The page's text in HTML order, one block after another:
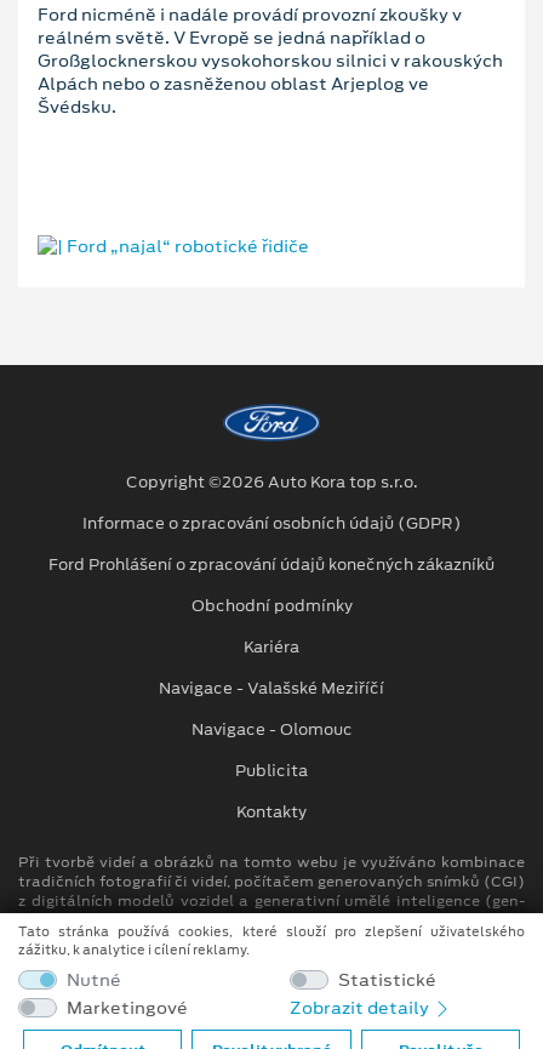
Ford nicméně i nadále provádí provozní zkoušky v
reálném světě. V Evropě se jedná například o
Großglocknerskou vysokohorskou silnici v rakouských
Alpách nebo o zasněženou oblast Arjeplog ve
Švédsku.
Copyright ©2026 Auto Kora top s.r.o.
Informace o zpracování osobních údajů (GDPR)
Ford Prohlášení o zpracování údajů konečných zákazníků
Obchodní podmínky
Kariéra
Navigace - Valašské Meziříčí
Navigace - Olomouc
Publicita
Kontakty
Při tvorbě videí a obrázků na tomto webu je využíváno kombinace
tradičních fotografií či videí, počítačem generovaných snímků (CGI)
z digitálních modelů vozidel a generativní umělé inteligence (gen-
Auto Kora top s.r.o.
M. Alše 780, Krásno nad Bečvou
757 01 Valašské Meziříčí
info.vm@autokora.cz
Tato stránka používá cookies, které slouží pro zlepšení uživatelského
zážitku, k analytice i cílení reklamy.
Nutné
Statistické
Marketingové
Zobrazit detaily